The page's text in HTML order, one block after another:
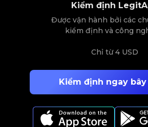
Kiểm định ngay
Kiểm định
Được vận hành bởi các
kiểm định và công
Chỉ từ4 USD